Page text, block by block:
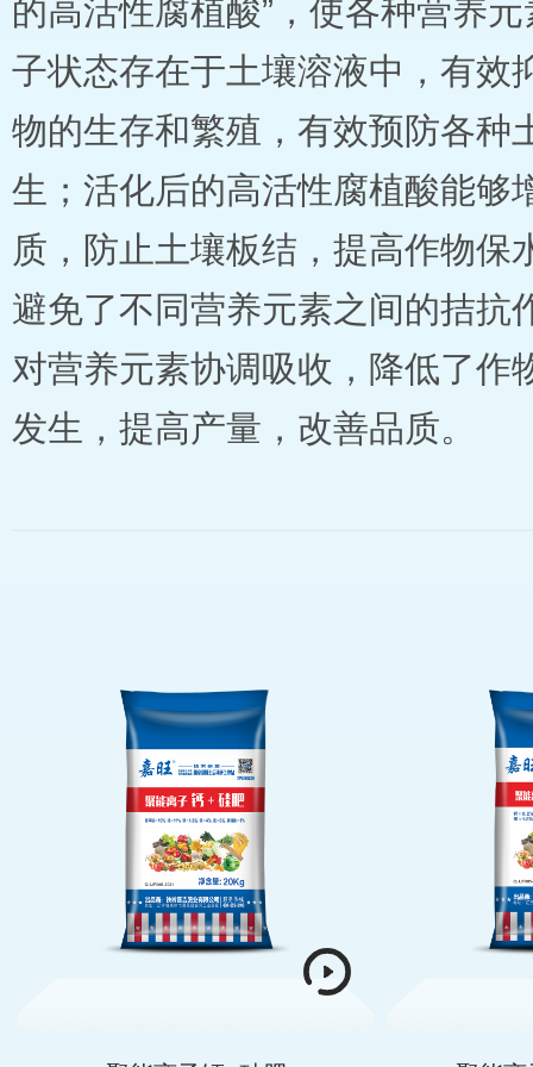
的高活性腐植酸”，使各种营养
子状态存在于土壤溶液中，有效
物的生存和繁殖，有效预防各种
生；活化后的高活性腐植酸能够
质，防止土壤板结，提高作物保
避免了不同营养元素之间的拮抗
对营养元素协调吸收，降低了作
发生，提高产量，改善品质。